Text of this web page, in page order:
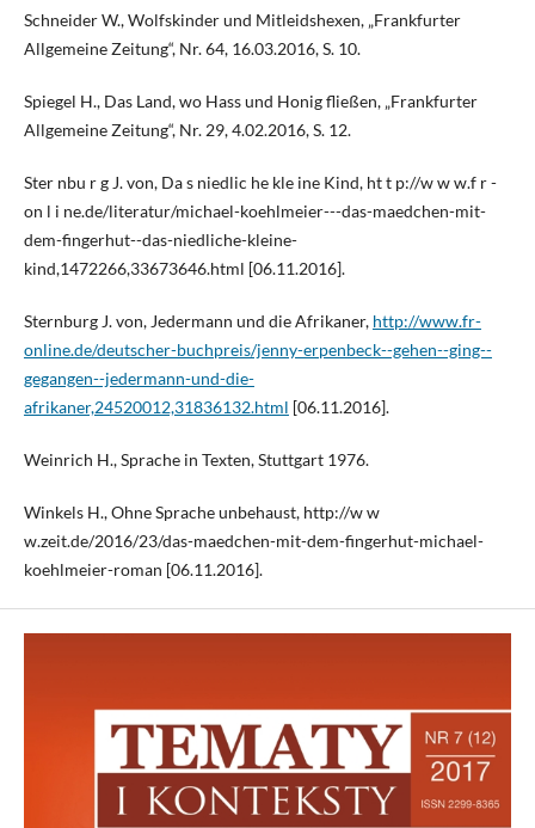
Schneider W., Wolfskinder und Mitleidshexen, „Frankfurter
Allgemeine Zeitung“, Nr. 64, 16.03.2016, S. 10.
Spiegel H., Das Land, wo Hass und Honig fließen, „Frankfurter
Allgemeine Zeitung“, Nr. 29, 4.02.2016, S. 12.
Ster nbu r g J. von, Da s niedlic he kle ine Kind, ht t p://w w w.f r -
on l i ne.de/literatur/michael-koehlmeier---das-maedchen-mit-
dem-fingerhut--das-niedliche-kleine-
kind,1472266,33673646.html [06.11.2016].
Sternburg J. von, Jedermann und die Afrikaner, http://www.fr-
online.de/deutscher-buchpreis/jenny-erpenbeck--gehen--ging--
gegangen--jedermann-und-die-
afrikaner,24520012,31836132.html [06.11.2016].
Weinrich H., Sprache in Texten, Stuttgart 1976.
Winkels H., Ohne Sprache unbehaust, http://w w
w.zeit.de/2016/23/das-maedchen-mit-dem-fingerhut-michael-
koehlmeier-roman [06.11.2016].